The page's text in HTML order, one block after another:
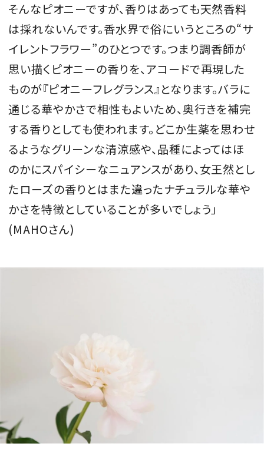
そんなピオニーですが、香りはあっても天然香料
は採れないんです。香水界で俗にいうところの“サ
イレントフラワー”のひとつです。つまり調香師が
思い描くピオニーの香りを、アコードで再現した
ものが『ピオニーフレグランス』となります。バラに
通じる華やかさで相性もよいため、奥行きを補完
する香りとしても使われます。どこか生薬を思わせ
るようなグリーンな清涼感や、品種によってはほ
のかにスパイシーなニュアンスがあり、女王然とし
たローズの香りとはまた違ったナチュラルな華や
かさを特徴としていることが多いでしょう」
(MAHOさん)